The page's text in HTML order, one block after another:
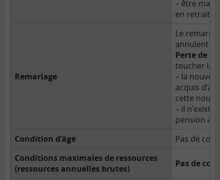
– être
en retraite
Remariage
Le
annulent le
Perte de
toucher la
– la
acquis
cette
– il
pension au
Condition d’âge
Pas de
Conditions maximales de ressources
(ressources annuelles brutes)
Pas de